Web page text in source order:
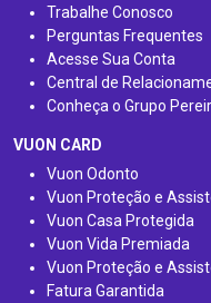
Trabalhe Conosco
Perguntas Frequentes
Acesse Sua Conta
Central de
Conheça o Grupo
VUON CARD
Vuon Odonto
Vuon Proteção e
Vuon Casa Protegida
Vuon Vida Premiada
Vuon Proteção e
Fatura Garantida